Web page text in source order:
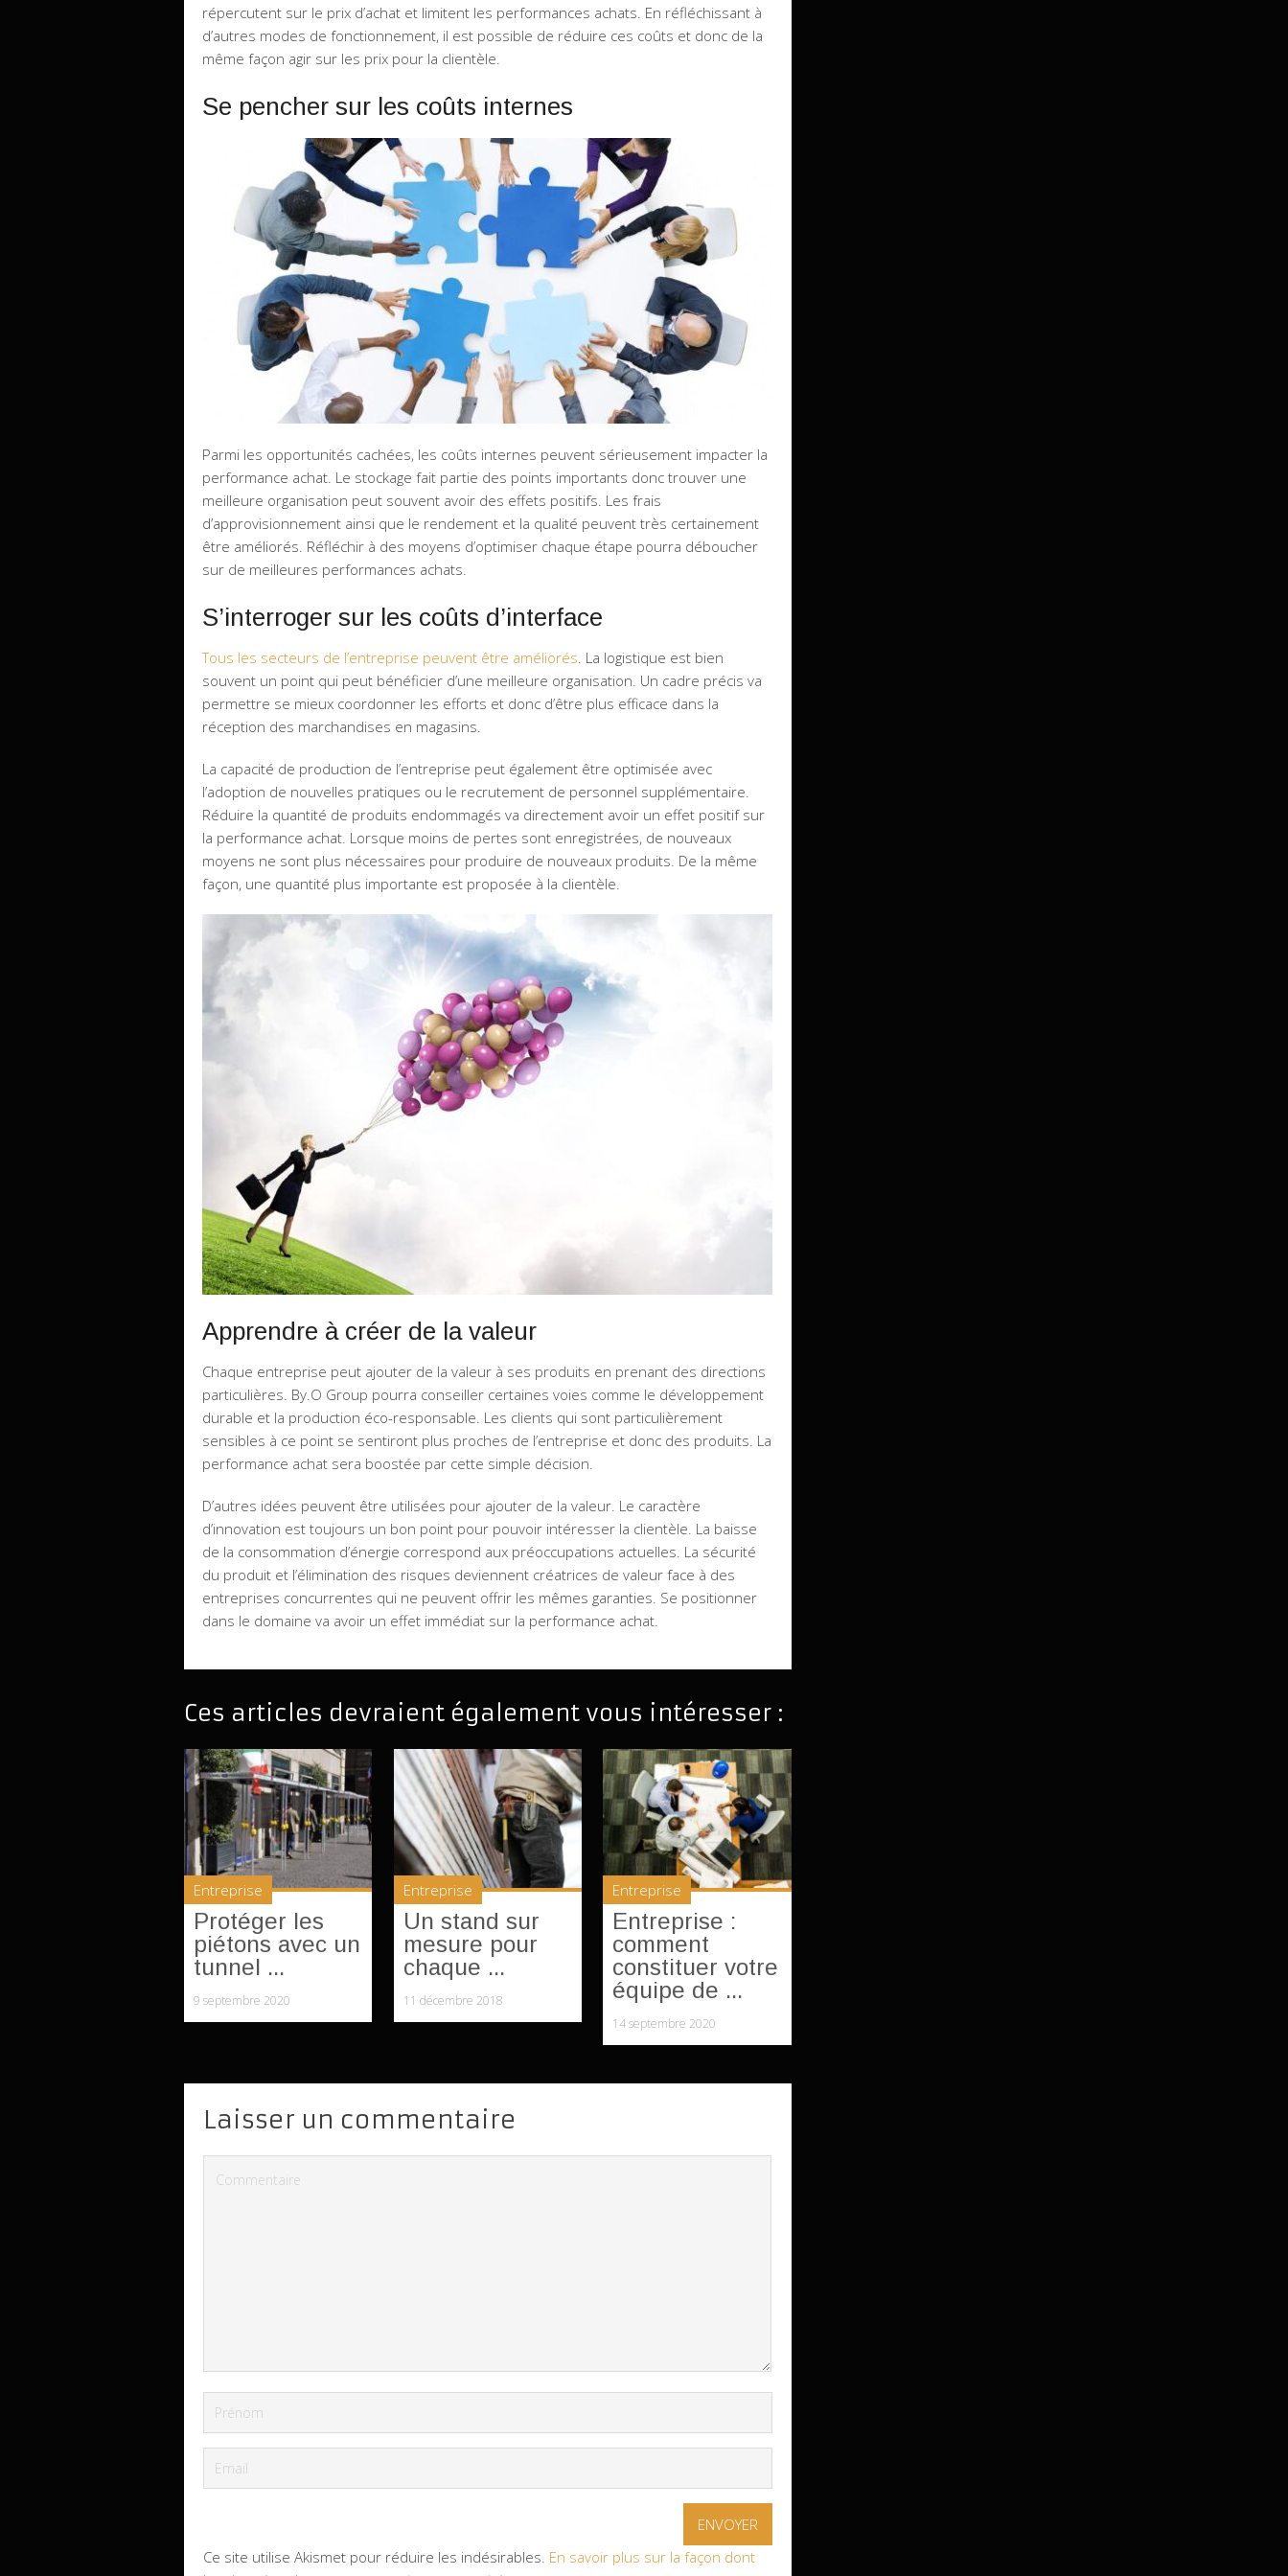
répercutent sur le prix d’achat et limitent les performances achats. En réfléchissant à
d’autres modes de fonctionnement, il est possible de réduire ces coûts et donc de la
même façon agir sur les prix pour la clientèle.
Se pencher sur les coûts internes
Parmi les opportunités cachées, les coûts internes peuvent sérieusement impacter la
performance achat. Le stockage fait partie des points importants donc trouver une
meilleure organisation peut souvent avoir des effets positifs. Les frais
d’approvisionnement ainsi que le rendement et la qualité peuvent très certainement
être améliorés. Réfléchir à des moyens d’optimiser chaque étape pourra déboucher
sur de meilleures performances achats.
S’interroger sur les coûts d’interface
Tous les secteurs de l’entreprise peuvent être améliorés. La logistique est bien
souvent un point qui peut bénéficier d’une meilleure organisation. Un cadre précis va
permettre se mieux coordonner les efforts et donc d’être plus efficace dans la
réception des marchandises en magasins.
La capacité de production de l’entreprise peut également être optimisée avec
l’adoption de nouvelles pratiques ou le recrutement de personnel supplémentaire.
Réduire la quantité de produits endommagés va directement avoir un effet positif sur
la performance achat. Lorsque moins de pertes sont enregistrées, de nouveaux
moyens ne sont plus nécessaires pour produire de nouveaux produits. De la même
façon, une quantité plus importante est proposée à la clientèle.
Apprendre à créer de la valeur
Chaque entreprise peut ajouter de la valeur à ses produits en prenant des directions
particulières. By.O Group pourra conseiller certaines voies comme le développement
durable et la production éco-responsable. Les clients qui sont particulièrement
sensibles à ce point se sentiront plus proches de l’entreprise et donc des produits. La
performance achat sera boostée par cette simple décision.
D’autres idées peuvent être utilisées pour ajouter de la valeur. Le caractère
d’innovation est toujours un bon point pour pouvoir intéresser la clientèle. La baisse
de la consommation d’énergie correspond aux préoccupations actuelles. La sécurité
du produit et l’élimination des risques deviennent créatrices de valeur face à des
entreprises concurrentes qui ne peuvent offrir les mêmes garanties. Se positionner
dans le domaine va avoir un effet immédiat sur la performance achat.
Ces articles devraient également vous intéresser :
Entreprise
Protéger les
piétons avec un
tunnel ...
9 septembre 2020
Entreprise
Un stand sur
mesure pour
chaque ...
11 décembre 2018
Entreprise
Entreprise :
comment
constituer votre
équipe de ...
14 septembre 2020
Laisser un commentaire
Ce site utilise Akismet pour réduire les indésirables. En savoir plus sur la façon dont